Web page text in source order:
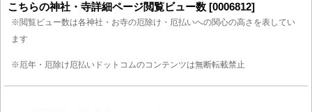
こちらの神社・寺詳細ページ閲覧ビュー数 [0006812]
※閲覧ビュー数は各神社・お寺の厄除け・厄払いへの関心の高さを表してい
ます
※厄年・厄除け厄払いドットコムのコンテンツは無断転載禁止